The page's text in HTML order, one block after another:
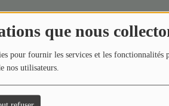
que nous
pour fournir les services et les fonctionnalités
nos utilisateurs.